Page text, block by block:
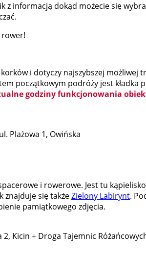
informacją dokąd możecie się
i dotyczy najszybszej
początkowym podróży jest kładka
godziny funkcjonowania
Plażowa 1, Owińska
i rowerowe. Jest tu kąpielisko
znajduje się takżeZielony Labirynt.
pamiątkowego zdjęcia.
2, Kicin + Droga Tajemnic